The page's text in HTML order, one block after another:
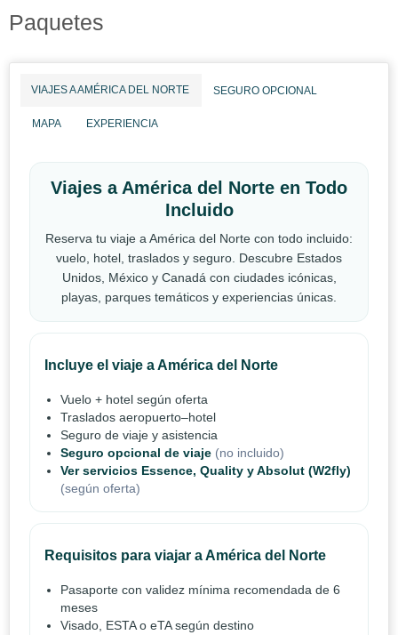
Paquetes
VIAJES A AMÉRICA DEL NORTE SEGURO OPCIONAL
MAPA EXPERIENCIA
Viajes a América del Norte en Todo
Incluido
Reserva tu viaje a América del Norte con todo incluido:
vuelo, hotel, traslados y seguro. Descubre Estados
Unidos, México y Canadá con ciudades icónicas,
playas, parques temáticos y experiencias únicas.
Incluye el viaje a América del Norte
Vuelo + hotel según oferta
Traslados aeropuerto–hotel
Seguro de viaje y asistencia
Seguro opcional de viaje (no incluido)
Ver servicios Essence, Quality y Absolut (W2fly)
(según oferta)
Requisitos para viajar a América del Norte
Pasaporte con validez mínima recomendada de 6
meses
Visado, ESTA o eTA según destino